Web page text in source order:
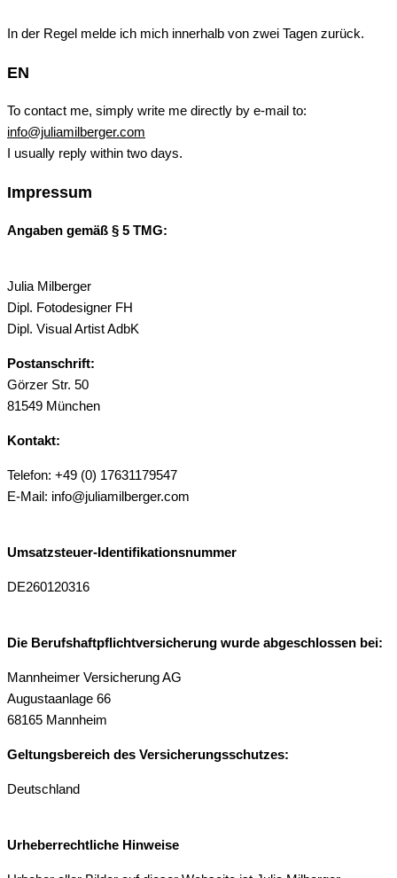
In der Regel melde ich mich innerhalb von zwei Tagen zurück.
EN
To contact me, simply write me directly by e-mail to:
info@juliamilberger.com
I usually reply within two days.
Impressum
Angaben gemäß § 5 TMG:
Julia Milberger
Dipl. Fotodesigner FH
Dipl. Visual Artist AdbK
Postanschrift:
Görzer Str. 50
81549 München
Kontakt:
Telefon: +49 (0) 17631179547
E-Mail: info@juliamilberger.com
Umsatzsteuer-Identifikationsnummer
DE260120316
Die Berufshaftpflichtversicherung wurde abgeschlossen bei:
Mannheimer Versicherung AG
Augustaanlage 66
68165 Mannheim
Geltungsbereich des Versicherungsschutzes:
Deutschland
Urheberrechtliche Hinweise